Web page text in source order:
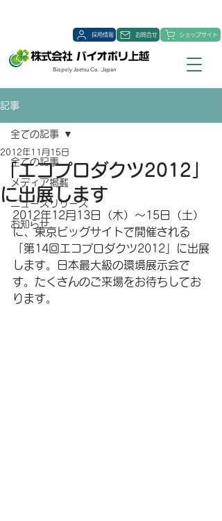
Biopoly Joetsu Co. ,Japan
お問合せ ショップサイト
採用情報
記事
全ての記事
メディア掲載
ニュースリリース
お知らせ
全ての記事
「エコプロダクツ2012」
に出展します
2012年11月15日
2012年12月13日（木）～15日（土）
に、東京ビッグサイトで開催される
「第14回エコプロダクツ2012」に出展
します。日本最大級の環境展示会で
す。たくさんのご来場をお待ちしてお
ります。